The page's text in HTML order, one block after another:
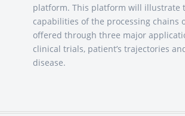
platform. This platform will illustrate
capabilities of the processing chains
offered through three major
clinical trials, patient’s trajectories
disease.